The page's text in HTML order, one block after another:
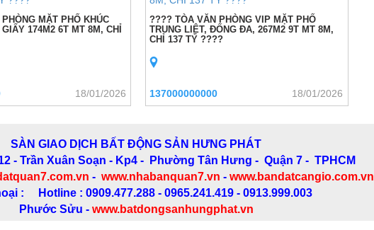
MẶT PHỐ KHÚC
174M2 6T MT 8M, CHỈ
18/01/2026
???? TÒA VĂN PHÒNG VIP MẶT PHỐ
TRUNG LIỆT, ĐỐNG ĐA, 267M2 9T MT 8M,
CHỈ 137 TỶ ????
137000000000 18/01/2026
SÀN GIAO DỊCH BẤT ĐỘNG SẢN HƯNG PHÁT
- Trần Xuân Soạn - Kp4 - Phường Tân Hưng - Quận 7 - TPHCM
- www.nhabanquan7.vn - www.bandatcangio.com.vn
: Hotline : 0909.477.288 - 0965.241.419 - 0913.999.003
Phước Sửu - www.batdongsanhungphat.vn